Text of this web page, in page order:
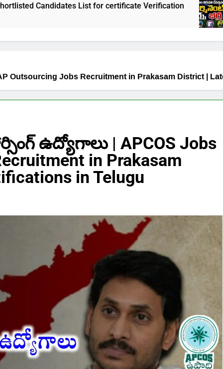
List for certificate Verification తిరుమల
3 Weeks
AP Outsourcing Jobs Recruitment in Prakasam District |
ఉద్యోగాలు | APCOS Jobs
in Prakasam
in Telugu